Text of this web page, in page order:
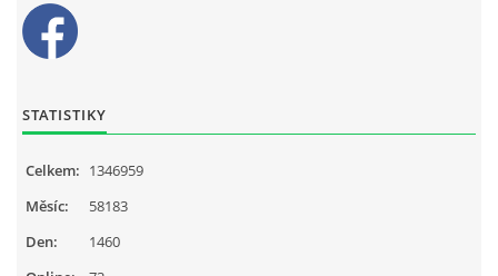
STATISTIKY
Celkem: 1346959
Měsíc:
58183
Den:
1460